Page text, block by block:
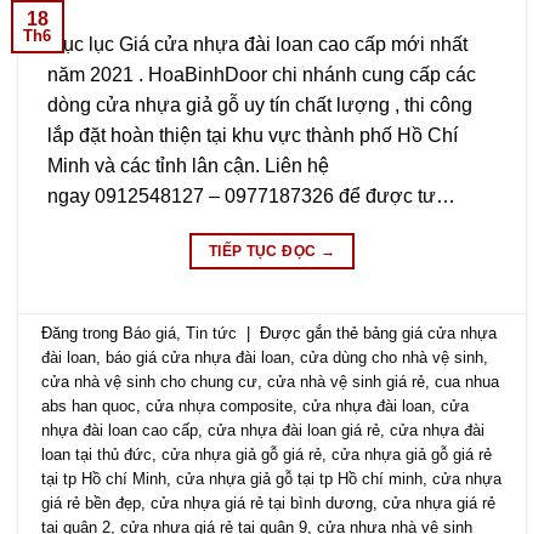
18
Th6Mục lục Giá cửa nhựa đài loan cao cấp mới nhất
năm 2021 . HoaBinhDoor chi nhánh cung cấp các
dòng cửa nhựa giả gỗ uy tín chất lượng , thi công
lắp đặt hoàn thiện tại khu vực thành phố Hồ Chí
Minh và các tỉnh lân cận. Liên hệ
ngay 0912548127 – 0977187326 để được tư…
TIẾP TỤC ĐỌC →
Đăng trong Báo giá,Tin tức Được gắn thẻ bảng giá cửa nhựa
đài loan, báo giá cửa nhựa đài loan,cửa dùng cho nhà vệ sinh,
cửa nhà vệ sinh cho chung cư,cửa nhà vệ sinh giá rẻ,cua nhua
abs han quoc,cửa nhựa composite,cửa nhựa đài loan,cửa
nhựa đài loan cao cấp,cửa nhựa đài loan giá rẻ,cửa nhựa đài
loan tại thủ đức,cửa nhựa giả gỗ giá rẻ,cửa nhựa giả gỗ giá rẻ
tại tp Hồ chí Minh,cửa nhựa giả gỗ tại tp Hồ chí minh,cửa nhựa
giá rẻ bền đẹp,cửa nhựa giá rẻ tại bình dương,cửa nhựa giá rẻ
tại quận 2,cửa nhựa giá rẻ tại quận 9,cửa nhựa nhà vệ sinh